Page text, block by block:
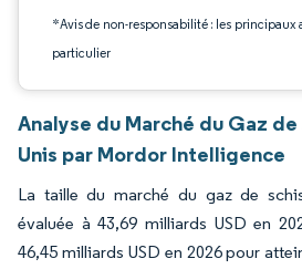
*Avis de non-responsabilité : les principaux
particulier
Analyse du Marché du Gaz
Unis par Mordor Intelligence
La taille du marché du gaz de
évaluée à 43,69 milliards USD en
46,45 milliards USD en 2026 pour